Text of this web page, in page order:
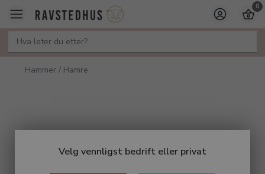
Velg vennligst bedrift eller privat
0
Hammer / Hamre